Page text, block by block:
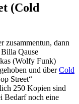
(Cold
zusammentun, dann
Qause
(Wolfy Funk)
und überCold
Street“
250 Kopien sind
Bedarf noch eine